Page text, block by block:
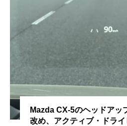
Mazda CX-5のヘッドアッ
改め、アクティブ・ドラ